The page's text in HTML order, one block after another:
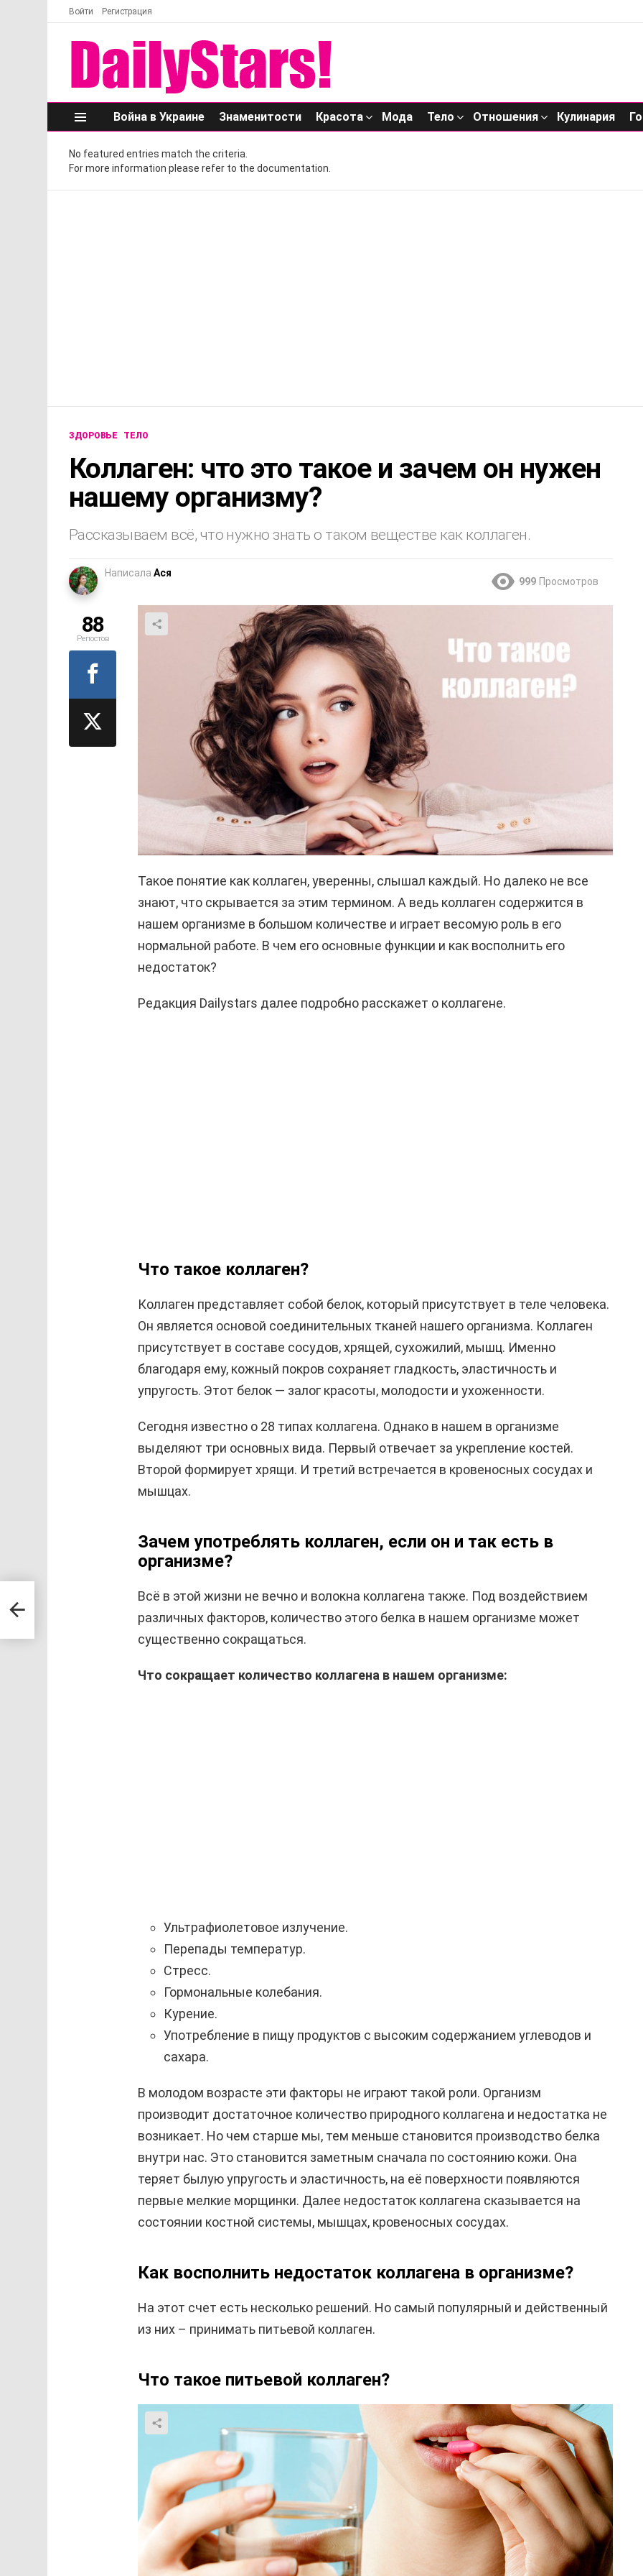
Войти Регистрация
Меню
Война в Украине Знаменитости Красота Мода Тело Отношения Кулинария
No featured entries match the criteria.
For more information please refer to the documentation.
ЗДОРОВЬЕ ТЕЛО
Коллаген: что это такое и зачем он нужен
нашему организму?
Рассказываем всё, что нужно знать о таком веществе как коллаген.
Написала Ася
999 Просмотров
Такое понятие как коллаген, уверенны, слышал каждый. Но далеко не все
знают, что скрывается за этим термином. А ведь коллаген содержится в
нашем организме в большом количестве и играет весомую роль в его
нормальной работе. В чем его основные функции и как восполнить его
недостаток?
Редакция Dailystars далее подробно расскажет о коллагене.
Что такое коллаген?
Коллаген представляет собой белок, который присутствует в теле человека.
Он является основой соединительных тканей нашего организма. Коллаген
присутствует в составе сосудов, хрящей, сухожилий, мышц. Именно
благодаря ему, кожный покров сохраняет гладкость, эластичность и
упругость. Этот белок — залог красоты, молодости и ухоженности.
Сегодня известно о 28 типах коллагена. Однако в нашем в организме
выделяют три основных вида. Первый отвечает за укрепление костей.
Второй формирует хрящи. И третий встречается в кровеносных сосудах и
мышцах.
Зачем употреблять коллаген, если он и так есть в
организме?
Всё в этой жизни не вечно и волокна коллагена также. Под воздействием
различных факторов, количество этого белка в нашем организме может
существенно сокращаться.
Что сокращает количество коллагена в нашем организме:
Ультрафиолетовое излучение.
Перепады температур.
Стресс.
Гормональные колебания.
Курение.
Употребление в пищу продуктов с высоким содержанием углеводов и
сахара.
В молодом возрасте эти факторы не играют такой роли. Организм
производит достаточное количество природного коллагена и недостатка не
возникает. Но чем старше мы, тем меньше становится производство белка
внутри нас. Это становится заметным сначала по состоянию кожи. Она
теряет былую упругость и эластичность, на её поверхности появляются
первые мелкие морщинки. Далее недостаток коллагена сказывается на
состоянии костной системы, мышцах, кровеносных сосудах.
Как восполнить недостаток коллагена в организме?
На этот счет есть несколько решений. Но самый популярный и действенный
из них – принимать питьевой коллаген.
Что такое питьевой коллаген?
88
Репостов